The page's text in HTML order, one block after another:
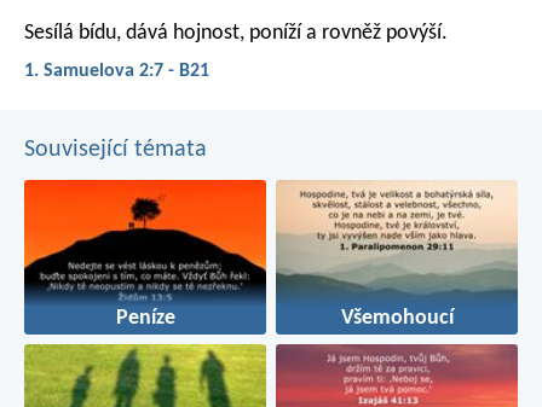
Sesílá bídu, dává hojnost, poníží a rovněž povýší.
1. Samuelova 2:7 - B21
Související témata
Peníze Všemohoucí